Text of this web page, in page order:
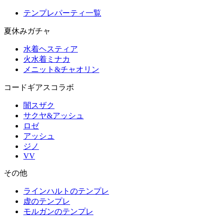
テンプレパーティ一覧
夏休みガチャ
水着ヘスティア
火水着ミナカ
メニット&チャオリン
コードギアスコラボ
闇スザク
サクヤ&アッシュ
ロゼ
アッシュ
ジノ
VV
その他
ラインハルトのテンプレ
虚のテンプレ
モルガンのテンプレ